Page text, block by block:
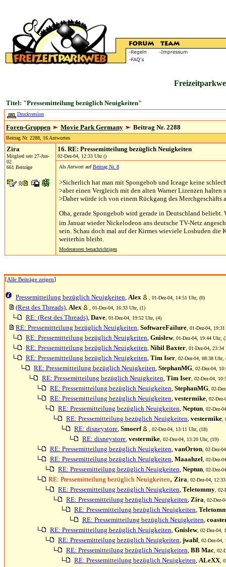
Titel: "Pressemitteilung bezüglich Neuigkeiten"
Druckversion
Foren-Gruppen Movie Park Germany Beitrag Nr. 2288
Beitrag Nr. 2288, 16 Antworten
Zira
Mitglied seit 27-Jun-
02
661 Beiträge
16. RE: Pressemitteilung bezüglich Neuigkeiten
02-Dez-04, 12:33 Uhr ()
Als Antwort aufBeitrag Nr. 8
>Sicherlich hat man mit Spongebob und Iceage keine
>aber einen Vergleich mit den alten Warner Lizenzen halten
>Daher würde ich von einem Rückgang des Merchgeschäfts
Oha, gerade Spongebob wird gerade in Deutschland
im Januar wieder Nickelodeon ans deutsche TV-Netz
sein. Schau doch mal auf der Kirmes wieviele Losbuden die
weiterhin bleibt.
Moderatoren benachrichtigen
[Alle Beiträge zeigen]
Pressemitteilung bezüglich Neuigkeiten, Alex , 01-Dez-04, 14:51 Uhr, (0)
(Rest des Threads), Alex , 01-Dez-04, 16:33 Uhr, (1)
RE: (Rest des Threads), Dave , 01-Dez-04, 19:52 Uhr, (4)
RE: Pressemitteilung bezüglich Neuigkeiten, SoftwareFailure , 01-Dez-04,
RE: Pressemitteilung bezüglich Neuigkeiten, Gnislew, 01-Dez-04, 19:44 Uhr,
RE: Pressemitteilung bezüglich Neuigkeiten, Nihil Baxter , 01-Dez-04,
RE: Pressemitteilung bezüglich Neuigkeiten, Tim Iser , 02-Dez-04, 08:38 Uhr,
RE: Pressemitteilung bezüglich Neuigkeiten, StephanMG , 02-Dez-04,
RE: Pressemitteilung bezüglich Neuigkeiten, Tim Iser , 02-Dez-04,
RE: Pressemitteilung bezüglich Neuigkeiten, StephanMG , 02-
RE: Pressemitteilung bezüglich Neuigkeiten, vestermike , 02-
RE: Pressemitteilung bezüglich Neuigkeiten, Neptun , 02-Dez-
RE: Pressemitteilung bezüglich Neuigkeiten, vestermike
RE: disneystore, Smoerf , 02-Dez-04, 13:11 Uhr, (18)
RE: disneystore, vestermike , 02-Dez-04, 13:20 Uhr, (19)
RE: Pressemitteilung bezüglich Neuigkeiten, vanOrton , 02-Dez-
RE: Pressemitteilung bezüglich Neuigkeiten, Maaahzel , 02-Dez-
RE: Pressemitteilung bezüglich Neuigkeiten, Neptun , 02-Dez-
RE: Pressemitteilung bezüglich Neuigkeiten, Zira , 02-Dez-04,
RE: Pressemitteilung bezüglich Neuigkeiten, Teletommy ,
RE: Pressemitteilung bezüglich Neuigkeiten, Zira , 02-Dez-
RE: Pressemitteilung bezüglich Neuigkeiten,
RE: Pressemitteilung bezüglich Neuigkeiten,
RE: Pressemitteilung bezüglich Neuigkeiten, Gnislew, 02-Dez-04,
RE: Pressemitteilung bezüglich Neuigkeiten, jwahl , 02-Dez-
RE: Pressemitteilung bezüglich Neuigkeiten, BB Mac ,
RE: Pressemitteilung bezüglich Neuigkeiten, ALeXX ,